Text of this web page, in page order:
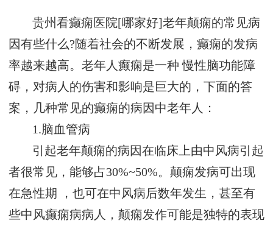
贵州看癫痫医院[哪家好]老年颠痫的常见病
因有些什么?随着社会的不断发展，癫痫的发病
率越来越高。老年人癫痫是一种 慢性脑功能障
碍，对病人的伤害和影响是巨大的，下面的答
案，几种常见的癫痫的病因中老年人：
1.脑血管病
引起老年颠痫的病因在临床上由中风病引起
者很常见，能够占30%~50%。颠痫发病可出现
在急性期 ，也可在中风病后数年发生，甚至有
些中风癫痫病病人，颠痫发作可能是独特的表现